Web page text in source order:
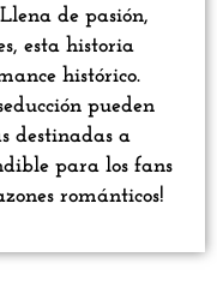
de pasión,
esta historia
histórico.
pueden
destinadas a
para los fans
románticos!